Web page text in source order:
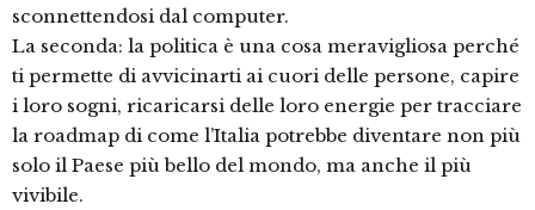
sconnettendosi dal computer.
La seconda: la politica è una cosa meravigliosa perché
ti permette di avvicinarti ai cuori delle persone, capire
i loro sogni, ricaricarsi delle loro energie per tracciare
la roadmap di come l’Italia potrebbe diventare non più
solo il Paese più bello del mondo, ma anche il più
vivibile.